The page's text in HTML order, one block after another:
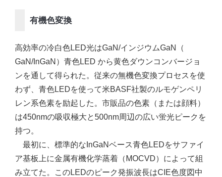
有機色変換
高効率の冷白色LED光はGaN/インジウムGaN（
GaN/InGaN）青色LED から黄色ダウンコンバージョ
ンを通して得られた。従来の無機色変換プロセスを使
わず、青色LEDを使って米BASF社製のルモゲンペリ
レン系色素を励起した。市販品の色素（または顔料）
は450nmの吸収極大と500nm周辺の広い蛍光ピークを
持つ。
最初に、標準的なInGaNベース青色LEDをサファイ
ア基板上に金属有機化学蒸着（MOCVD）によって組
み立てた。このLEDのピーク発振波長はCIE色度図中